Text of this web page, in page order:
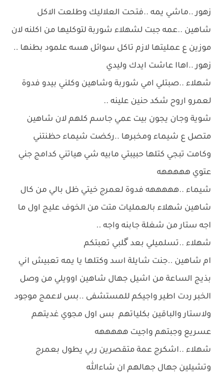
زهور ..ماشي يمه ..فتحت العلاليك وطلعت الاكل
شاهين ..عمه جبت لشهلاء شوربة لتوكليها من اكلنه لان
موزين ع عمليتها لازم تاكل سوائل هسه علمود بطنها ..
زهور ..اهاا عاشت ايدك وليدي
شهلاء ..صبتلي امي شوربة وشاهين وكلني بيدو فدوة
لعمرو اروح شكد حنين علينه ..
شوية وجان يجون بيت عمي جاسم كلهم لان شاهين
متصل ع شيماء ومخبرها ..ركضت شيماء حظنتني
وكامت تبجي كتلها حبيبتي مابيه شي هياتني كدامج جني
عتوي هههههه
شيماء ..هههههه فدوة لعمرج خيتي ظل بالي من كال
شاهين شهلاء بالعمليات متت من الخوف عليج اول ما
اجه ستار من شغلة جابنه واجه ..
شهلاء ..تسلميلي بعد گلبي تعبتكم
ام شاهين ..جنت شايلة اسد وكتلها يا يمه تعبيش اني
بذيج الساعة من اشيل جهال شاهين اوويلي من وصل
الخبر ردت اطير واجيكم للمستشفى ..بس لاعمج موجود
ولاستار والباقين بكلياتهم بس اول مجوي غديتهم
عسريع وجبتهم واجيت هههههه
شهلاء ..اشكرج عمة متقصرين ربي يطول بعمرج
وتشيلين جهال جهالهم ان شاءالله